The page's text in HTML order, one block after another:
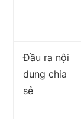
Đầu ra nội
dung chia
sẻ